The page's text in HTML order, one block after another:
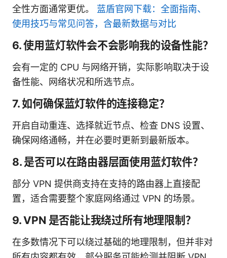
全性方面通常更优。 蓝盾官网下载：全面指南、
使用技巧与常见问答，含最新数据与对比
6. 使用蓝灯软件会不会影响我的设备性能？
会有一定的 CPU 与网络开销，实际影响取决于设
备性能、网络状况和所选节点。
7. 如何确保蓝灯软件的连接稳定？
开启自动重连、选择就近节点、检查 DNS 设置、
确保网络通畅，并在必要时更新到最新版本。
8. 是否可以在路由器层面使用蓝灯软件？
部分 VPN 提供商支持在支持的路由器上直接配
置，适合需要整个家庭网络通过 VPN 的场景。
9. VPN 是否能让我绕过所有地理限制？
在多数情况下可以绕过基础的地理限制，但并非对